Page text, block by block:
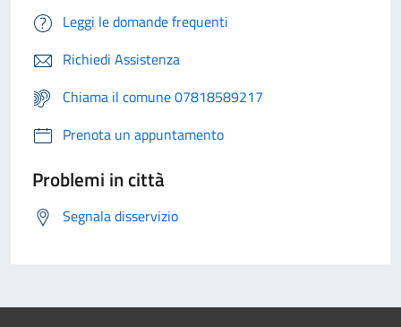
Leggi le domande frequenti
Richiedi Assistenza
Chiama il comune 07818589217
Prenota un appuntamento
Problemi in città
Segnala disservizio